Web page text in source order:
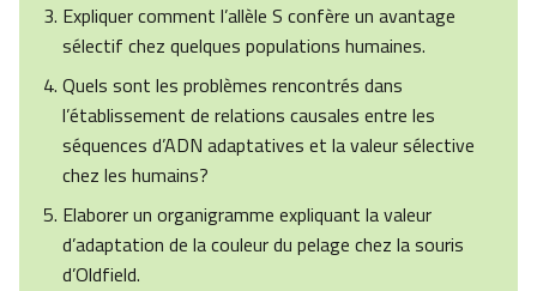
Expliquer comment l’allèle S confère un avantage
sélectif chez quelques populations humaines.
Quels sont les problèmes rencontrés dans
l’établissement de relations causales entre les
séquences d’ADN adaptatives et la valeur sélective
chez les humains?
Elaborer un organigramme expliquant la valeur
d’adaptation de la couleur du pelage chez la souris
d’Oldfield.